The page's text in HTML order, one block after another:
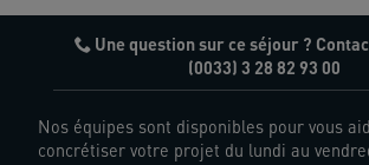
Une question sur ce séjour ?
(0033) 3 28 82 93 00
Nos équipes sont disponibles pour vous
concrétiser votre projet du lundi au